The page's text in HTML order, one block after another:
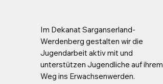
Im Dekanat Sarganserland-
Werdenberg gestalten wir die
Jugendarbeit aktiv mit und
unterstützen Jugendliche auf ihrem
Weg ins Erwachsenwerden.